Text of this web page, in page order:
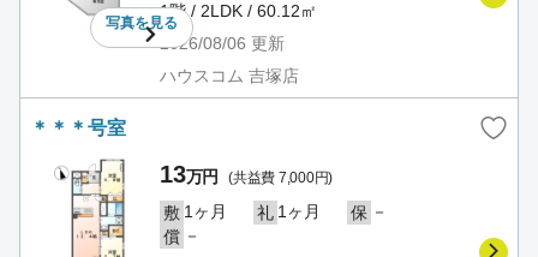
写真を見る
1階 / 2LDK / 60.12㎡
2026/08/06 更新
ハウスコム 吉塚店
＊＊＊号室
13万円 (共益費 7,000円)
敷 1ヶ月 礼 1ヶ月 保 －
償 －